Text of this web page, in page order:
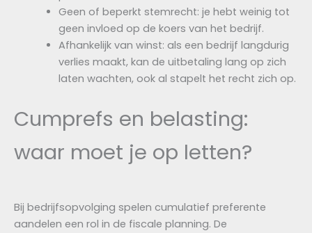
Geen of beperkt stemrecht: je hebt weinig tot
geen invloed op de koers van het bedrijf.
Afhankelijk van winst: als een bedrijf langdurig
verlies maakt, kan de uitbetaling lang op zich
laten wachten, ook al stapelt het recht zich op.
Cumprefs en belasting:
waar moet je op letten?
Bij bedrijfsopvolging spelen cumulatief preferente
aandelen een rol in de fiscale planning. De